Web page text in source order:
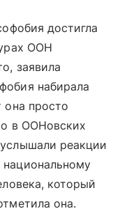
достигла
ООН
заявила
набирала
она просто
в ООНовских
реакции
который
она.